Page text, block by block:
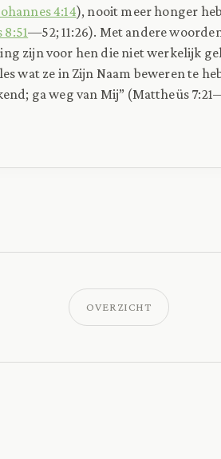
4:14), nooit meer honger
8:51—52; 11:26). Met andere
zijn voor hen die niet werkelijk
wat ze in Zijn Naam beweren te
ga weg van Mij” (Mattheüs
OVERZICHT